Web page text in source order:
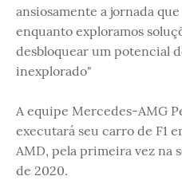
ansiosamente a jornada
enquanto exploramos
desbloquear um potencial
inexplorado"
A equipe Mercedes-AMG
executará seu carro de F1
AMD, pela primeira vez na
de 2020.